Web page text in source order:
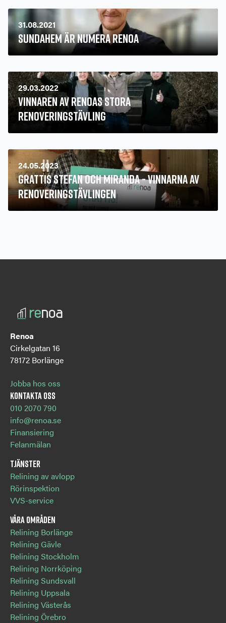
Sundahem är numera Renoa
31.08.2021
Vinnaren av Renoas stora
renoveringstävling
29.03.2022
Grattis Stefan och Miranda - vinnarna av
renoveringstävlingen
24.05.2023
Renoa
Cirkelgatan 16
78172 Borlänge
Jobba hos oss
Kontakta oss
010 2070 790
info@renoa.se
Finansiering
Felanmälan
Tjänster
Relining av avlopp
Rörinspektion
VVS-service
Våra områden
Relining Borlänge
Relining Gävle
Relining Stockholm
Relining Norrköping
Relining Sundsvall
Relining Uppsala
Relining Västerås
Relining Örebro